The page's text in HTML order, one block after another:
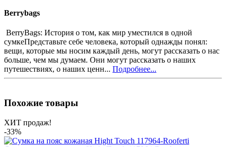
Berrybags
BerryBags: История о том, как мир уместился в одной
сумкеПредставьте себе человека, который однажды понял:
вещи, которые мы носим каждый день, могут рассказать о нас
больше, чем мы думаем. Они могут рассказать о наших
путешествиях, о наших ценн... Подробнее...
Похожие товары
ХИТ продаж!
-33%